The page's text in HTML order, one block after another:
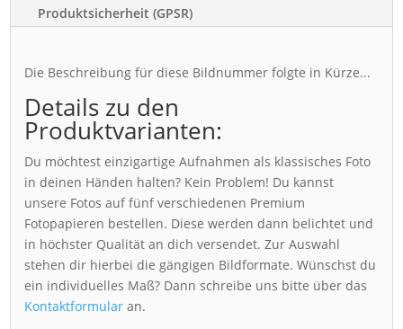
Produktsicherheit (GPSR)
Die Beschreibung für diese Bildnummer folgte in Kürze...
Details zu den
Produktvarianten:
Du möchtest einzigartige Aufnahmen als klassisches Foto
in deinen Händen halten? Kein Problem! Du kannst
unsere Fotos auf fünf verschiedenen Premium
Fotopapieren bestellen. Diese werden dann belichtet und
in höchster Qualität an dich versendet. Zur Auswahl
stehen dir hierbei die gängigen Bildformate. Wünschst du
ein individuelles Maß? Dann schreibe uns bitte über das
Kontaktformular an.